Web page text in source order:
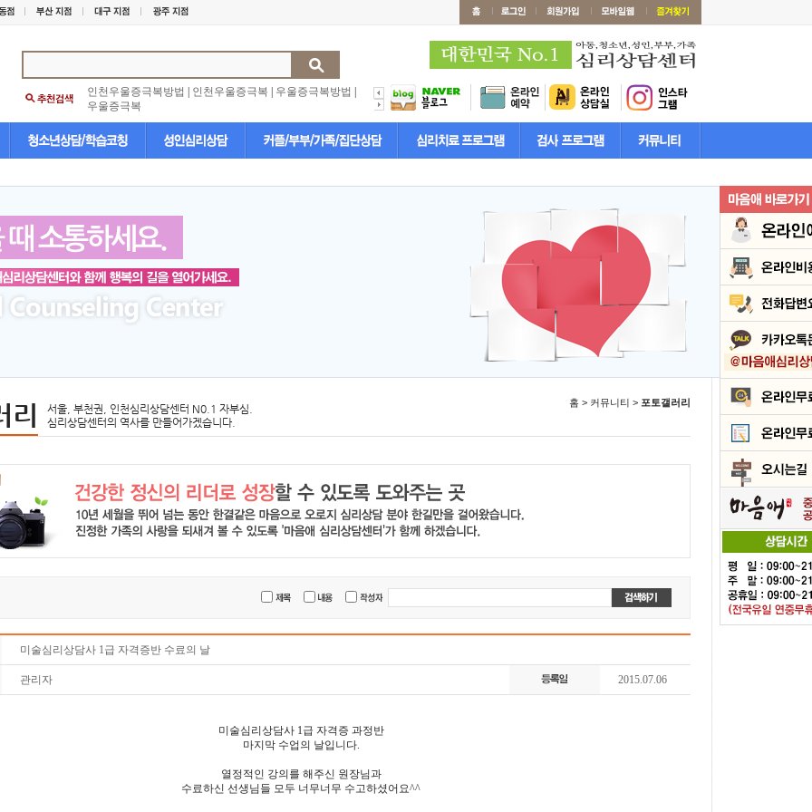
인천우울증극복방법 인천우울증극복 우울증극복방법
우울증극복
리
서울, 부천권, 인천심리상담센터 N0.1 자부심.
심리상담센터의 역사를 만들어가겠습니다.
홈 > 커뮤니티 > 포토갤러리
미술심리상담사 1급 자격증반 수료의 날
관리자 2015.07.06
미술심리상담사 1급 자격증 과정반
마지막 수업의 날입니다.
열정적인 강의를 해주신 원장님과
수료하신 선생님들 모두 너무너무 수고하셨어요^^